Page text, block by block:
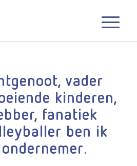
vader
kinderen,
fanatiek
ben ik
.